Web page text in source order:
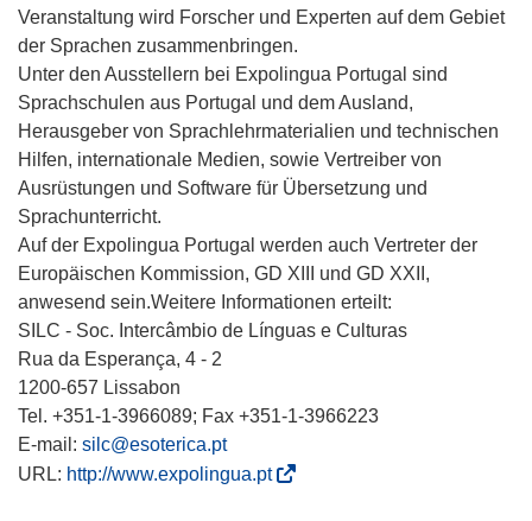
Veranstaltung wird Forscher und Experten auf dem Gebiet
der Sprachen zusammenbringen.
Unter den Ausstellern bei Expolingua Portugal sind
Sprachschulen aus Portugal und dem Ausland,
Herausgeber von Sprachlehrmaterialien und technischen
Hilfen, internationale Medien, sowie Vertreiber von
Ausrüstungen und Software für Übersetzung und
Sprachunterricht.
Auf der Expolingua Portugal werden auch Vertreter der
Europäischen Kommission, GD XIII und GD XXII,
anwesend sein.Weitere Informationen erteilt:
SILC - Soc. Intercâmbio de Línguas e Culturas
Rua da Esperança, 4 - 2
1200-657 Lissabon
Tel. +351-1-3966089; Fax +351-1-3966223
E-mail: silc@esoterica.pt
URL: http://www.expolingua.pt(